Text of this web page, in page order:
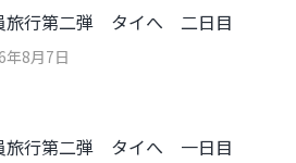
旅行第二弾 タイへ 二日目
年8月7日
旅行第二弾 タイへ 一日目